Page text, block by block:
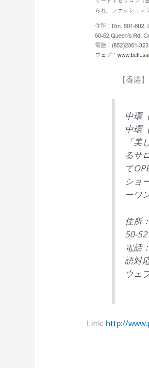
【香港
中環
中環
「
るサ
て
ショ
ーワ
住所
50-
電話
語対
ウェ
Link: http://